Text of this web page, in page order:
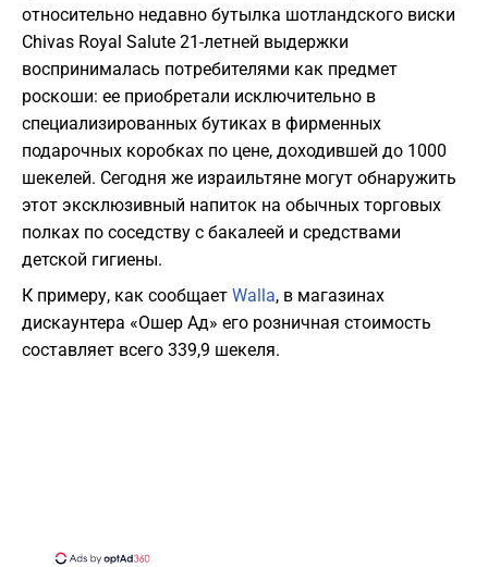
относительно недавно бутылка шотландского виски
Chivas Royal Salute 21-летней выдержки
воспринималась потребителями как предмет
роскоши: ее приобретали исключительно в
специализированных бутиках в фирменных
подарочных коробках по цене, доходившей до 1000
шекелей. Сегодня же израильтяне могут обнаружить
этот эксклюзивный напиток на обычных торговых
полках по соседству с бакалеей и средствами
детской гигиены.
К примеру, как сообщает Walla, в магазинах
дискаунтера «Ошер Ад» его розничная стоимость
составляет всего 339,9 шекеля.